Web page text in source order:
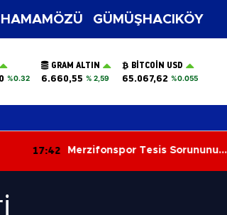
HAMAMÖZÜ GÜMÜŞHACIKÖY
%0.32
GRAM ALTIN
6.660,55 % 2,59
BITCOIN USD
65.067,62 %0.055
17:42
Merzifonspor Tesis Sorununu